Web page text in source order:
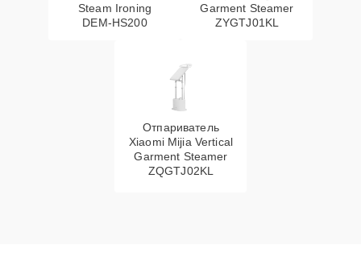
Steam Ironing
DEM-HS200
Garment Steamer
ZYGTJ01KL
Отпариватель
Xiaomi Mijia Vertical
Garment Steamer
ZQGTJ02KL